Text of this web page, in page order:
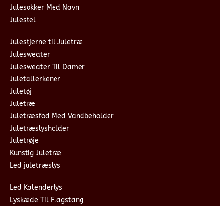
Julesokker Med Navn
Julestel
Julestjerne til Juletræ
Julesweater
Julesweater Til Damer
Juletallerkener
Juletøj
Juletræ
Juletræsfod Med Vandbeholder
Juletræslysholder
Juletrøje
Kunstig Juletræ
Led juletræslys
Led Kalenderlys
Lyskæde Til Flagstang